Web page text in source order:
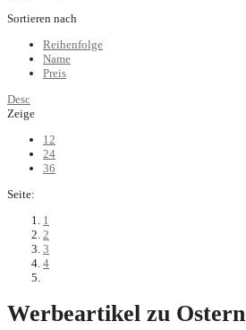
Sortieren nach
Reihenfolge
Name
Preis
Desc
Zeige
12
24
36
Seite:
1
2
3
4
Werbeartikel zu Ostern